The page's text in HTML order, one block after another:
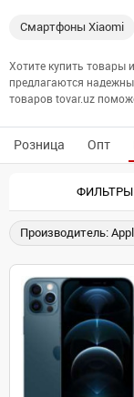
Смартфоны Xiaomi
Хотите купить товары
предлагаются
товаров tovar.uz
Розница Опт
ФИЛЬТРЫ
Производитель: